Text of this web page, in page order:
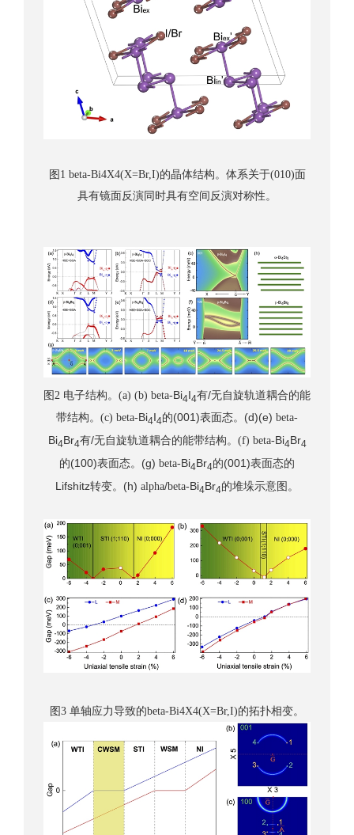
图 1 beta-Bi4X4(X=Br,I)的晶体结构。体系关于(010)面
具有镜面反演同时具有空间反演对称性。
图2 电子结构。 (a) (b) beta-Bi4I4有/无自旋轨道耦合的能
带结构。 (c) beta-Bi4I4的(001)表面态。 (d)(e) beta-
Bi4Br4有/无自旋轨道耦合的能带结构。 (f) beta-Bi4Br4
的(100)表面态。 (g) beta-Bi4Br4的(001)表面态的
Lifshitz转变。 (h) alpha/beta-Bi4Br4的堆垛示意图。
图3 单轴应力导致的beta-Bi4X4(X=Br,I)的拓扑相变。